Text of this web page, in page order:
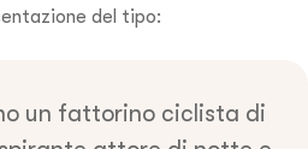
del tipo:
un fattorino ciclista di